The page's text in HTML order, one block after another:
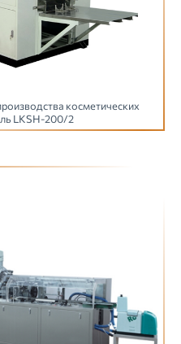
косметических
LKSH-200/2